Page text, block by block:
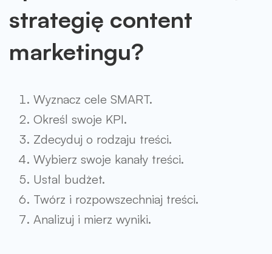
strategię content
marketingu?
Wyznacz cele SMART.
Określ swoje KPI.
Zdecyduj o rodzaju treści.
Wybierz swoje kanały treści.
Ustal budżet.
Twórz i rozpowszechniaj treści.
Analizuj i mierz wyniki.